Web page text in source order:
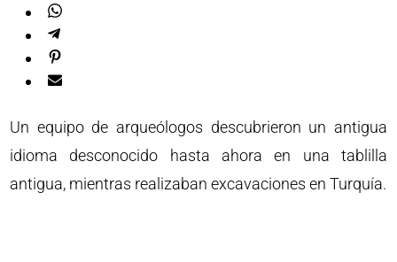
Un equipo de arqueólogos descubrieron un antigua
idioma desconocido hasta ahora en una tablilla
antigua, mientras realizaban excavaciones en Turquía.